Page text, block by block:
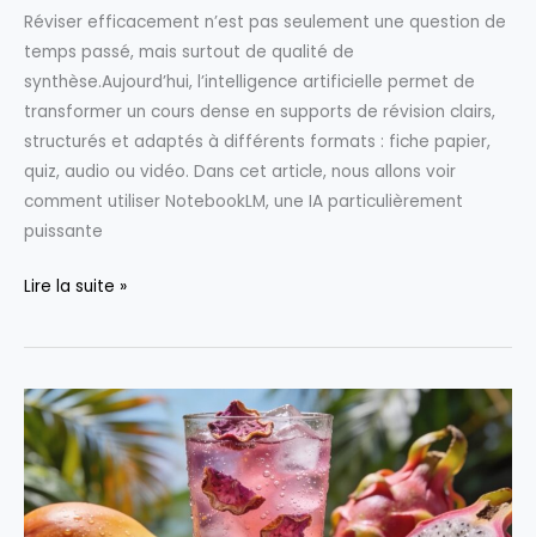
Réviser efficacement n’est pas seulement une question de
temps passé, mais surtout de qualité de
synthèse.Aujourd’hui, l’intelligence artificielle permet de
transformer un cours dense en supports de révision clairs,
structurés et adaptés à différents formats : fiche papier,
quiz, audio ou vidéo. Dans cet article, nous allons voir
comment utiliser NotebookLM, une IA particulièrement
puissante
Créer
fiches
révision
vidéo,
audio
ou
papier
Lire la suite »